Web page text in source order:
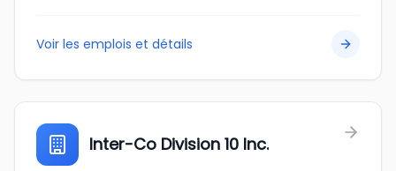
Voir les emplois et détails
Inter-Co Division 10 Inc.